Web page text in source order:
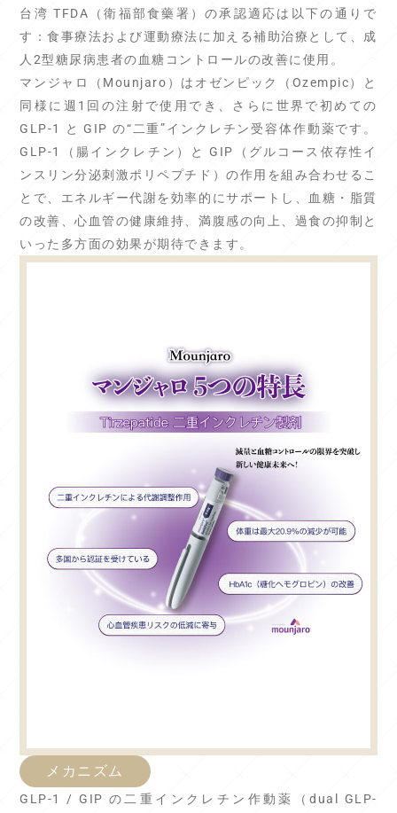
台湾 TFDA（衛福部食藥署）の承認適応は以下の通りで
す：食事療法および運動療法に加える補助治療として、成
人2型糖尿病患者の血糖コントロールの改善に使用。
マンジャロ（Mounjaro）はオゼンピック（Ozempic）と
同様に週1回の注射で使用でき、さらに世界で初めての
GLP-1 と GIP の“二重”インクレチン受容体作動薬です。
GLP-1（腸インクレチン）と GIP（グルコース依存性イ
ンスリン分泌刺激ポリペプチド）の作用を組み合わせるこ
とで、エネルギー代謝を効率的にサポートし、血糖・脂質
の改善、心血管の健康維持、満腹感の向上、過食の抑制と
いった多方面の効果が期待できます。
メカニズム
GLP-1 / GIP の二重インクレチン作動薬（dual GLP-